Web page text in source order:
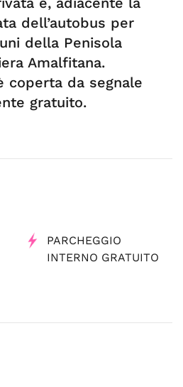
dell’autobus per
della Penisola
Amalfitana.
coperta da segnale
gratuito.
PARCHEGGIO
INTERNO GRATUITO